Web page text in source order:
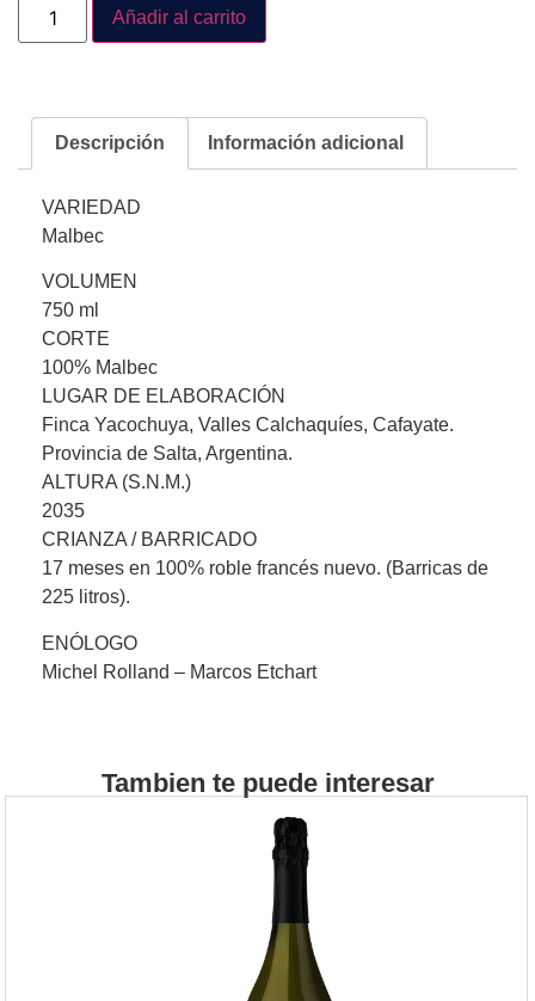
Añadir al carrito
Descripción Información adicional
VARIEDAD
Malbec
VOLUMEN
750 ml
CORTE
100% Malbec
LUGAR DE ELABORACIÓN
Finca Yacochuya, Valles Calchaquíes, Cafayate.
Provincia de Salta, Argentina.
ALTURA (S.N.M.)
2035
CRIANZA / BARRICADO
17 meses en 100% roble francés nuevo. (Barricas de
225 litros).
ENÓLOGO
Michel Rolland – Marcos Etchart
Tambien te puede interesar